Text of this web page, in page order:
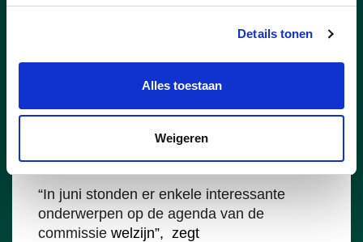
Details tonen
Alles toestaan
Weigeren
Welzijnscommissie boog zich
over verslavingen
“In juni stonden er enkele interessante
onderwerpen op de agenda van de
commissie welzijn”, zegt